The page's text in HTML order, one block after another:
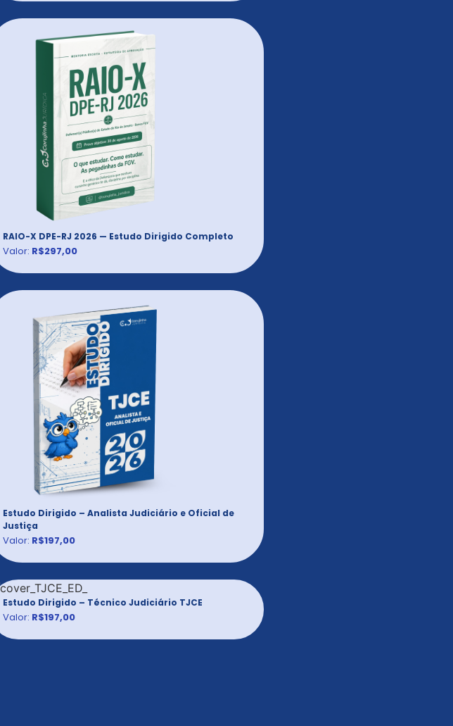
RAIO-X DPE-RJ 2026 — Estudo Dirigido Completo
Valor: R$297,00
Estudo Dirigido – Analista Judiciário e Oficial de
Justiça
Valor: R$197,00
Estudo Dirigido – Técnico Judiciário TJCE
Valor: R$197,00